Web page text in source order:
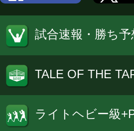
試合速報・勝ち
TALE OF THE
ライトヘビー級